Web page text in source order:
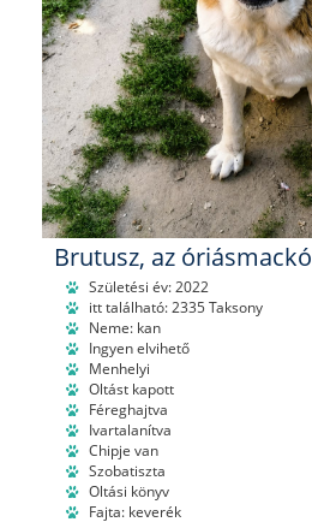
Brutusz, az óriásmackó
Születési év: 2022
itt található: 2335 Taksony
Neme: kan
Ingyen elvihető
Menhelyi
Oltást kapott
Féreghajtva
Ivartalanítva
Chipje van
Szobatiszta
Oltási könyv
Fajta: keverék